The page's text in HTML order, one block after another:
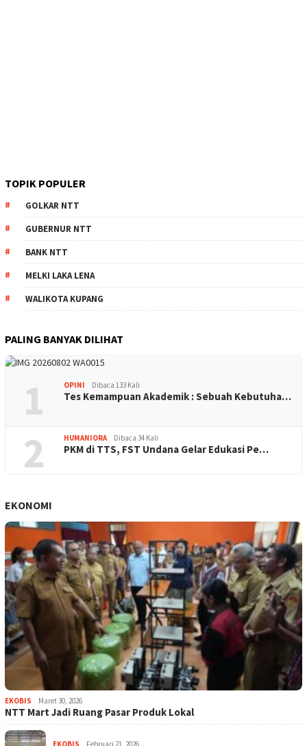
TOPIK POPULER
GOLKAR NTT
GUBERNUR NTT
BANK NTT
MELKI LAKA LENA
WALIKOTA KUPANG
PALING BANYAK DILIHAT
1 OPINI Dibaca 133 Kali
Tes Kemampuan Akademik : Sebuah Kebutuha…
2 HUMANIORA Dibaca 34 Kali
PKM di TTS, FST Undana Gelar Edukasi Pe…
EKONOMI
EKOBIS Maret 30, 2026
NTT Mart Jadi Ruang Pasar Produk Lokal
EKOBIS Februari 21, 2026